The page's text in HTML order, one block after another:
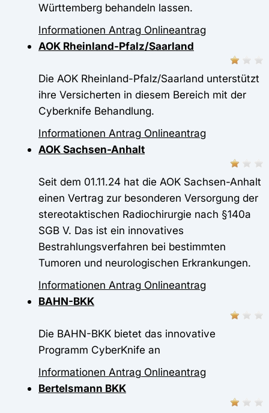
Württemberg behandeln lassen.
Informationen Antrag Onlineantrag
AOK Rheinland-Pfalz/Saarland
Die AOK Rheinland-Pfalz/Saarland unterstützt
ihre Versicherten in diesem Bereich mit der
Cyberknife Behandlung.
Informationen Antrag Onlineantrag
AOK Sachsen-Anhalt
Seit dem 01.11.24 hat die AOK Sachsen-Anhalt
einen Vertrag zur besonderen Versorgung der
stereotaktischen Radiochirurgie nach §140a
SGB V. Das ist ein innovatives
Bestrahlungsverfahren bei bestimmten
Tumoren und neurologischen Erkrankungen.
Informationen Antrag Onlineantrag
BAHN-BKK
Die BAHN-BKK bietet das innovative
Programm CyberKnife an
Informationen Antrag Onlineantrag
Bertelsmann BKK